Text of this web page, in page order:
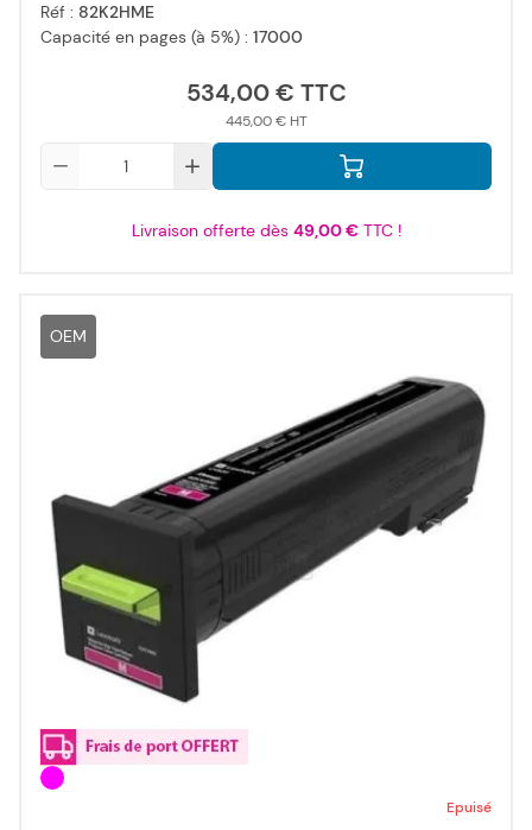
Réf : 82K2HME
Capacité en pages (à 5%) : 17000
534,00 €
445,00 €
Livraison offerte dès 49,00 €TTC !
OEM
Epuisé